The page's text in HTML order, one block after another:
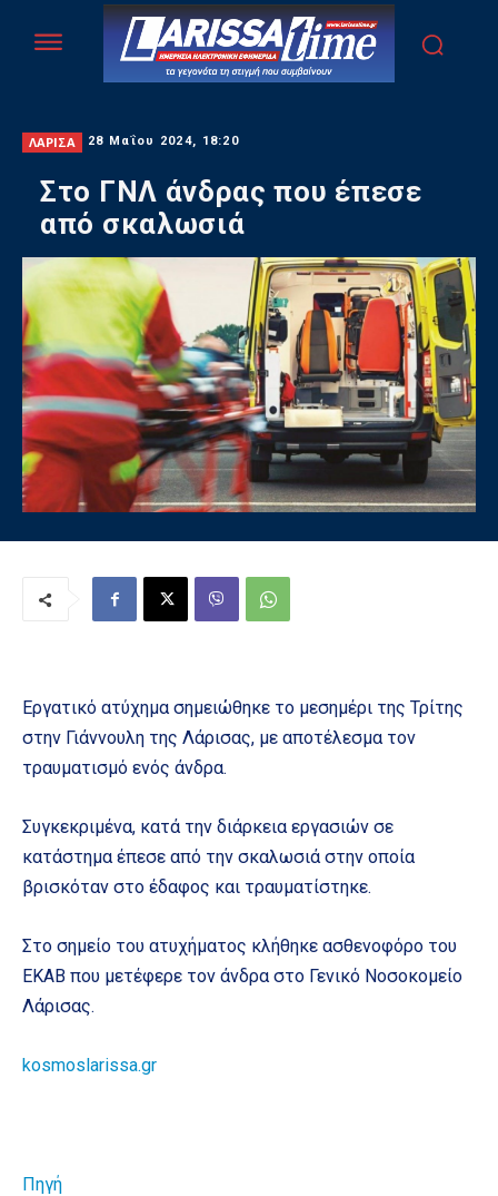
ΛΑΡΙΣΑ 28 Μαΐου 2024, 18:20
Στο ΓΝΛ άνδρας που έπεσε
από σκαλωσιά
Εργατικό ατύχημα σημειώθηκε το μεσημέρι της Τρίτης
στην Γιάννουλη της Λάρισας, με αποτέλεσμα τον
τραυματισμό ενός άνδρα.
Συγκεκριμένα, κατά την διάρκεια εργασιών σε
κατάστημα έπεσε από την σκαλωσιά στην οποία
βρισκόταν στο έδαφος και τραυματίστηκε.
Στο σημείο του ατυχήματος κλήθηκε ασθενοφόρο του
ΕΚΑΒ που μετέφερε τον άνδρα στο Γενικό Νοσοκομείο
Λάρισας.
kosmoslarissa.gr
Πηγή